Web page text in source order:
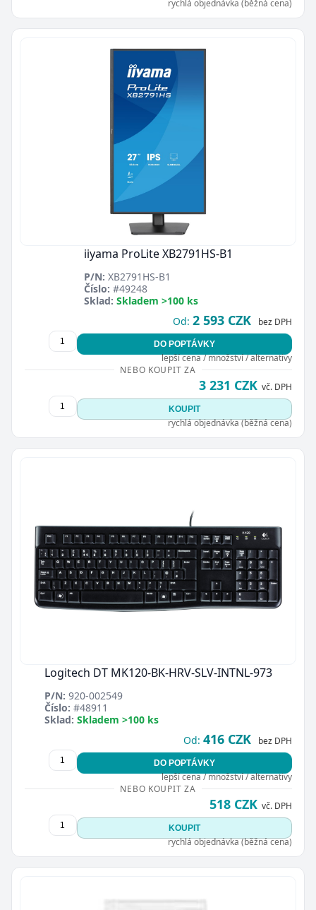
rychlá objednávka (běžná cena)
iiyama ProLite XB2791HS-B1
P/N: XB2791HS-B1
Číslo: #49248
Sklad: Skladem >100 ks
Od: 2 593 CZK bez DPH
DO POPTÁVKY
lepší cena / množství / alternativy
NEBO KOUPIT ZA
3 231 CZK vč. DPH
KOUPIT
rychlá objednávka (běžná cena)
Logitech DT MK120-BK-HRV-SLV-INTNL-973
P/N: 920-002549
Číslo: #48911
Sklad: Skladem >100 ks
Od: 416 CZK bez DPH
DO POPTÁVKY
lepší cena / množství / alternativy
NEBO KOUPIT ZA
518 CZK vč. DPH
KOUPIT
rychlá objednávka (běžná cena)